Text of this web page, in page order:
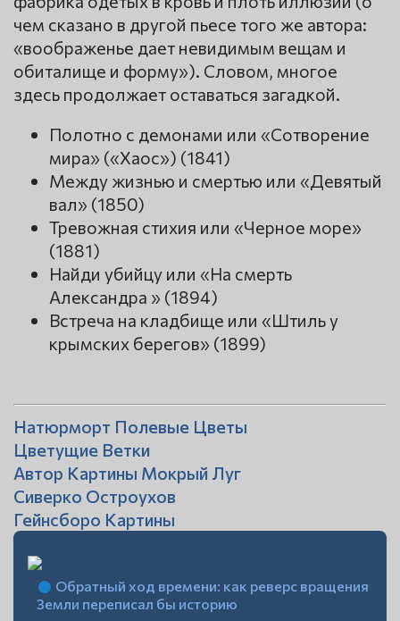
чем сказано в другой пьесе того же автора:
«воображенье дает невидимым вещам и
обиталище и форму»). Словом, многое
здесь продолжает оставаться загадкой.
Полотно с демонами или «Сотворение
мира» («Хаос») (1841)
Между жизнью и смертью или «Девятый
вал» (1850)
Тревожная стихия или «Черное море»
(1881)
Найди убийцу или «На смерть
Александра » (1894)
Встреча на кладбище или «Штиль у
крымских берегов» (1899)
Натюрморт Полевые Цветы
Цветущие Ветки
Автор Картины Мокрый Луг
Сиверко Остроухов
Гейнсборо Картины
Обратный ход времени: как реверс вращения
Земли переписал бы историю